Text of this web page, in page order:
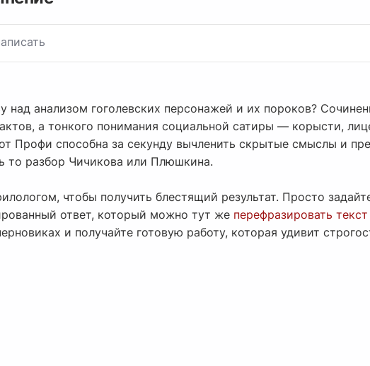
над анализом гоголевских персонажей и их пороков?
а тонкого понимания социальной сатиры — корысти,
Профи способна за секунду вычленить скрытые смыслы и
то разбор Чичикова или Плюшкина.
чтобы получить блестящий результат. Просто
ответ, который можно тут же перефразировать текст
и получайте готовую работу, которая удивит